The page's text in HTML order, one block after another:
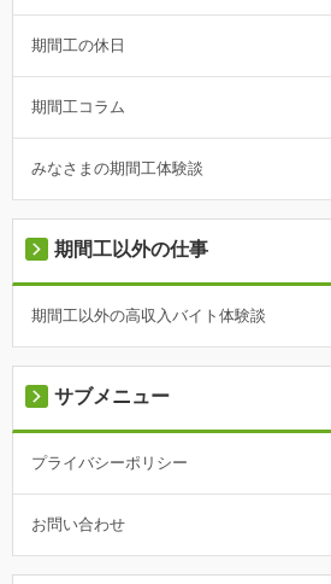
期間工の休日
期間工コラム
みなさまの期間工体験談
期間工以外の仕事
期間工以外の高収入バイト体験談
サブメニュー
プライバシーポリシー
お問い合わせ